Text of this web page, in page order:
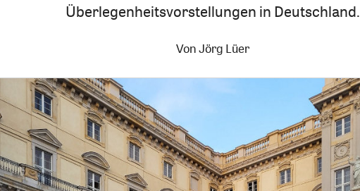
Überlegenheitsvorstellungen in Deutschland.
VonJörg Lüer